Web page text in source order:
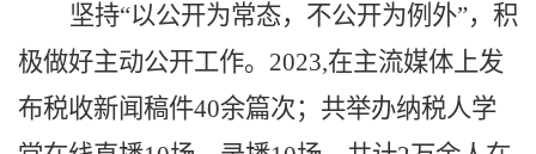
坚持“以公开为常态，不公开为例外”，积
极做好主动公开工作。2023,在主流媒体上发
布税收新闻稿件40余篇次；共举办纳税人学